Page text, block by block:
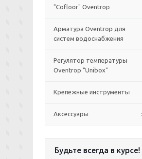
"Cofloor" Oventrop
Арматура Oventrop для
систем водоснабжения
Регулятор температуры
Oventrop "Unibox"
Крепежные инструменты
Аксессуары
Будьте всегда в курсе!